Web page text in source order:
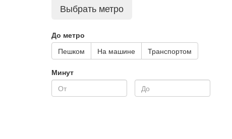
Выбрать метро
До метро
Пешком
На машине Транспортом
Минут